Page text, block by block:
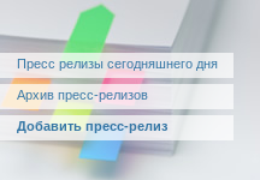
Пресс релизы сегодняшнего дня
Архив пресс-релизов
Добавить пресс-релиз